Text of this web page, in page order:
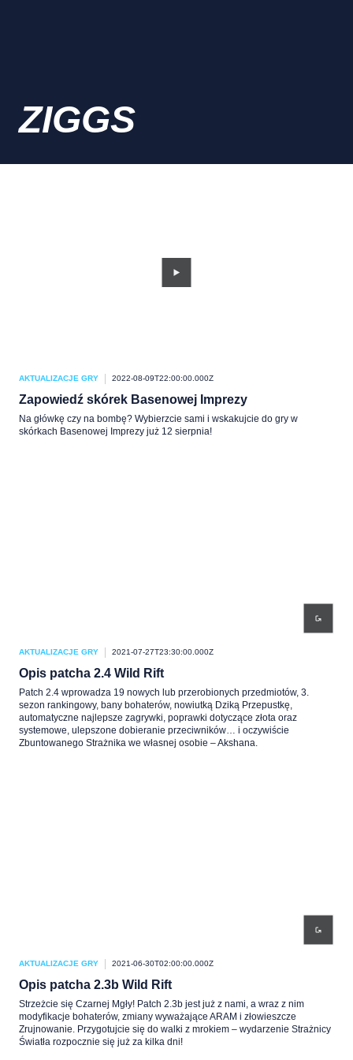
ZIGGS
AKTUALIZACJE GRY 2022-08-09T22:00:00.000Z
Zapowiedź skórek Basenowej Imprezy
Na główkę czy na bombę? Wybierzcie sami i wskakujcie do gry w
skórkach Basenowej Imprezy już 12 sierpnia!
AKTUALIZACJE GRY 2021-07-27T23:30:00.000Z
Opis patcha 2.4 Wild Rift
Patch 2.4 wprowadza 19 nowych lub przerobionych przedmiotów, 3.
sezon rankingowy, bany bohaterów, nowiutką Dziką Przepustkę,
automatyczne najlepsze zagrywki, poprawki dotyczące złota oraz
systemowe, ulepszone dobieranie przeciwników… i oczywiście
Zbuntowanego Strażnika we własnej osobie – Akshana.
AKTUALIZACJE GRY 2021-06-30T02:00:00.000Z
Opis patcha 2.3b Wild Rift
Strzeżcie się Czarnej Mgły! Patch 2.3b jest już z nami, a wraz z nim
modyfikacje bohaterów, zmiany wyważające ARAM i złowieszcze
Zrujnowanie. Przygotujcie się do walki z mrokiem – wydarzenie Strażnicy
Światła rozpocznie się już za kilka dni!